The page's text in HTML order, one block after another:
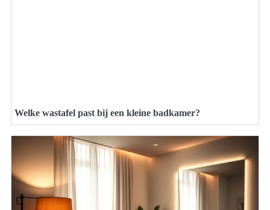
Welke wastafel past bij een kleine badkamer?